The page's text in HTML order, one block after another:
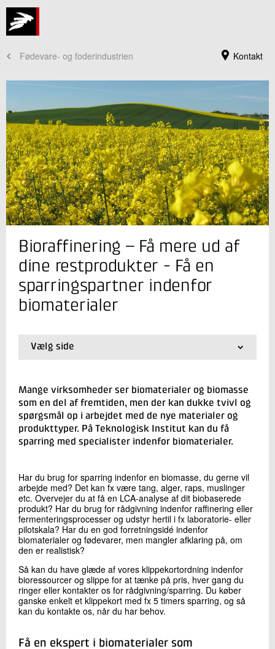
Kontakt
Fødevare- og foderindustrien
Jeg er din kontaktperson
Beatriz Chambel Soares Vieira
Konsulent
Bioressourcer
+45 72 20 21 56
Send e-mail
Skriv til mig
Bioraffinering – Få mere ud af
dine restprodukter - Få en
sparringspartner indenfor
biomaterialer
Vælg side
01.Forside
Mange virksomheder ser biomaterialer og biomasse
som en del af fremtiden, men der kan dukke tvivl og
spørgsmål op i arbejdet med de nye materialer og
produkttyper. På Teknologisk Institut kan du få
sparring med specialister indenfor biomaterialer.
Har du brug for sparring indenfor en biomasse, du gerne vil
arbejde med? Det kan fx være tang, alger, raps, muslinger
etc. Overvejer du at få en LCA-analyse af dit biobaserede
produkt? Har du brug for rådgivning indenfor raffinering eller
fermenteringsprocesser og udstyr hertil i fx laboratorie- eller
pilotskala? Har du en god forretningsidé indenfor
biomaterialer og fødevarer, men mangler afklaring på, om
den er realistisk?
Så kan du have glæde af vores klippekortordning indenfor
bioressourcer og slippe for at tænke på pris, hver gang du
ringer eller kontakter os for rådgivning/sparring. Du køber
ganske enkelt et klippekort med fx 5 timers sparring, og så
kan du kontakte os, når du har behov.
Få en ekspert i biomaterialer som